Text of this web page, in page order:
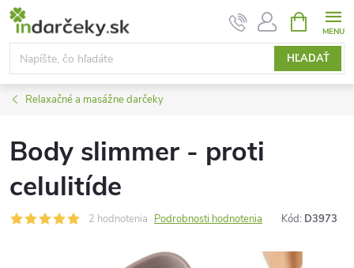
Prejsť
obsah
HĽADAŤ
KOŠÍK
Relaxačné a masážne darčeky
Body slimmer - proti
celulitíde
2 hodnotenia Podrobnosti hodnotenia Kód: D3973